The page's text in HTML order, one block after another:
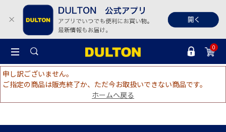
0
申し訳ございません。
ご指定の商品は販売終了か、ただ今お取扱いできない商品です。
ホームへ戻る